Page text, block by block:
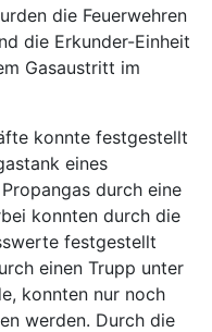
die Feuerwehren
die Erkunder-Einheit
Gasaustritt im
konnte festgestellt
eines
durch eine
konnten durch die
festgestellt
einen Trupp unter
konnten nur noch
werden. Durch die